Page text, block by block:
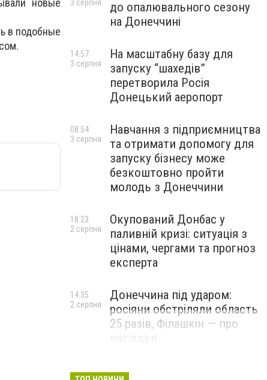
новые
в подобные
до опалювального сезону
на Донеччині
3 серпня
На масштабну базу для
запуску “шахедів”
перетворила Росія
Донецький аеропорт
14:57
3 серпня
Навчання з підприємництва
та отримати допомогу для
запуску бізнесу може
безкоштовно пройти
молодь з Донеччини
08:54
3 серпня
Окупований Донбас у
паливній кризі: ситуація з
цінами, чергами та прогноз
експерта
18:23
2 серпня
Донеччина під ударом:
росіяни обстріляли область
25 разів, Філашкін — про
14:35
2 серпня